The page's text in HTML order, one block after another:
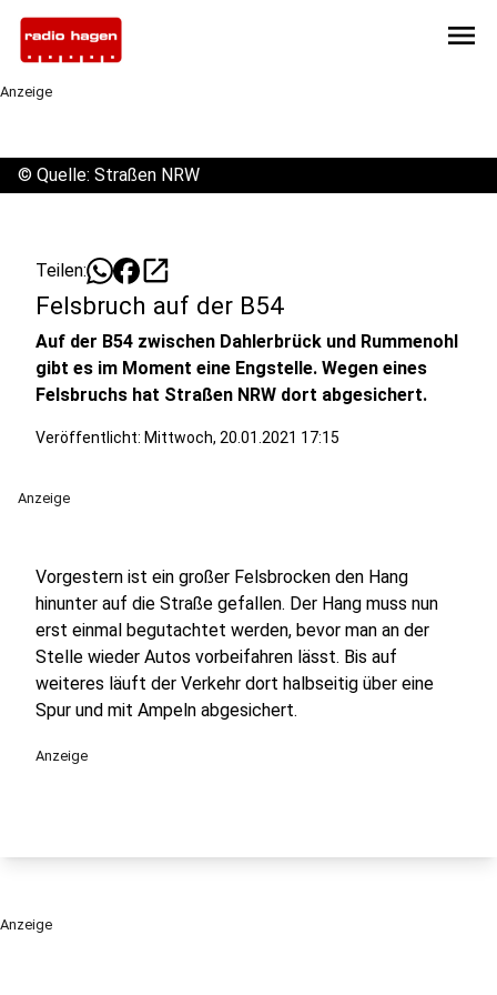
menu
Anzeige
© Quelle: Straßen NRW
Teilen: open_in_new
Felsbruch auf der B54
Auf der B54 zwischen Dahlerbrück und Rummenohl
gibt es im Moment eine Engstelle. Wegen eines
Felsbruchs hat Straßen NRW dort abgesichert.
Veröffentlicht: Mittwoch, 20.01.2021 17:15
Anzeige
Vorgestern ist ein großer Felsbrocken den Hang
hinunter auf die Straße gefallen. Der Hang muss nun
erst einmal begutachtet werden, bevor man an der
Stelle wieder Autos vorbeifahren lässt. Bis auf
weiteres läuft der Verkehr dort halbseitig über eine
Spur und mit Ampeln abgesichert.
Anzeige
Anzeige